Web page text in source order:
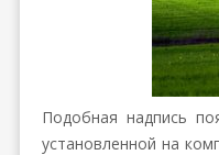
Подобная надпись
установленной на